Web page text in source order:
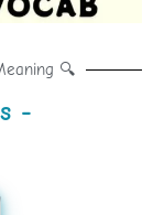
🔍
-